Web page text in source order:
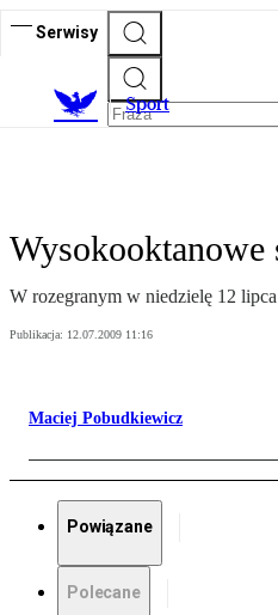
Serwisy
Sport
Wysokooktanowe
W rozegranym w niedzielę 12
Publikacja: 12.07.2009 11:16
Maciej Pobudkiewicz
Powiązane
Polecane